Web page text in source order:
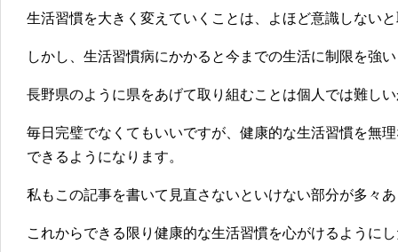
生活習慣を大きく変えていくことは、よほど意識しない
しかし、 生活習慣病にかかると今までの生活に制限を強
長野県のように県をあげて取り組むことは個人では難し
毎日完璧でなくてもいいですが、健康的な生活習慣を無
できるようになります。
私もこの記事を書いて見直さないといけない部分が多々
これからできる限り健康的な生活習慣を心がけるように